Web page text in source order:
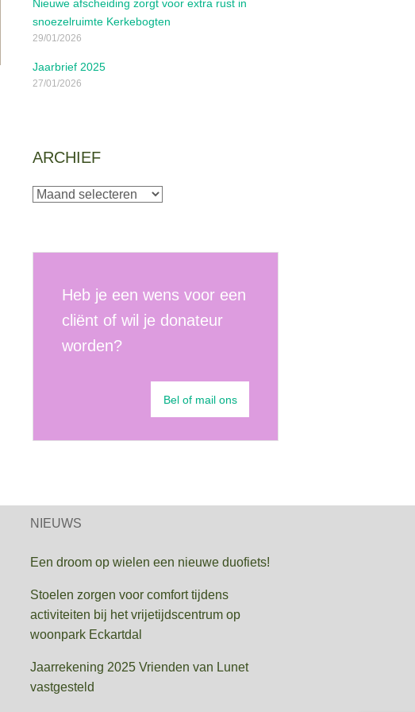
Nieuwe afscheiding zorgt voor extra rust in
snoezelruimte Kerkebogten
29/01/2026
Jaarbrief 2025
27/01/2026
ARCHIEF
Archief
Heb je een wens voor een
cliënt of wil je donateur
worden?
Bel of mail ons
NIEUWS
Een droom op wielen een nieuwe duofiets!
Stoelen zorgen voor comfort tijdens
activiteiten bij het vrijetijdscentrum op
woonpark Eckartdal
Jaarrekening 2025 Vrienden van Lunet
vastgesteld